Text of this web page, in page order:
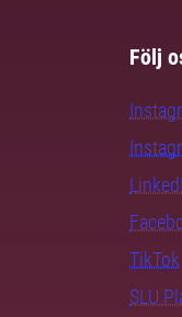
Följ
TikTok
SLU